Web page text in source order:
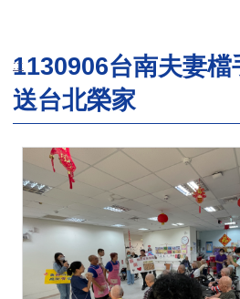
:::
1130906台南夫妻
送台北榮家